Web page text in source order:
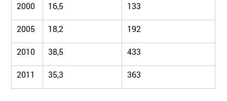
2000 16,5 133
2005 18,2 192
2010 38,5 433
2011 35,3 363